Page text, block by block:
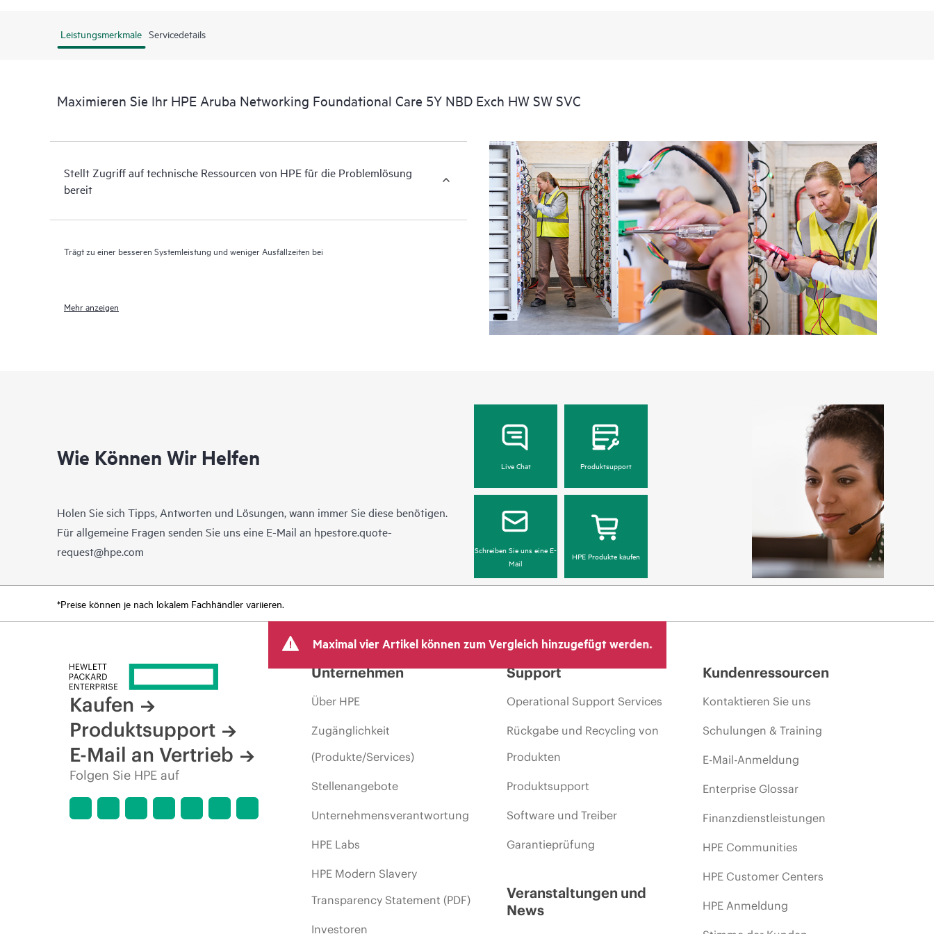
Leistungsmerkmale Servicedetails
Maximieren Sie Ihr HPE Aruba Networking Foundational Care 5Y NBD Exch HW SW SVC
Stellt Zugriff auf technische Ressourcen von HPE für die Problemlösung
bereit
Trägt zu einer besseren Systemleistung und weniger Ausfallzeiten bei
Mehr anzeigen
Wie Können Wir Helfen
Holen Sie sich Tipps, Antworten und Lösungen, wann immer Sie diese benötigen.
Für allgemeine Fragen senden Sie uns eine E-Mail an hpestore.quote-
request@hpe.com
Live Chat Produktsupport
Schreiben Sie uns eine E-
Mail
HPE Produkte kaufen
*Preise können je nach lokalem Fachhändler variieren.
Maximal vier Artikel können zum Vergleich hinzugefügt werden.
Kaufen
Produktsupport
E-Mail an Vertrieb
Folgen Sie HPE auf
Unternehmen
Über HPE
Zugänglichkeit
(Produkte/Services)
Stellenangebote
Unternehmensverantwortung
HPE Labs
HPE Modern Slavery
Transparency Statement (PDF)
Investoren
Support
Operational Support Services
Rückgabe und Recycling von
Produkten
Produktsupport
Software und Treiber
Garantieprüfung
Veranstaltungen und
News
Kundenressourcen
Kontaktieren Sie uns
Schulungen & Training
E-Mail-Anmeldung
Enterprise Glossar
Finanzdienstleistungen
HPE Communities
HPE Customer Centers
HPE Anmeldung